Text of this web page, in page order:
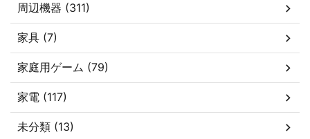
周辺機器 (311)
家具 (7)
家庭用ゲーム (79)
家電 (117)
未分類 (13)